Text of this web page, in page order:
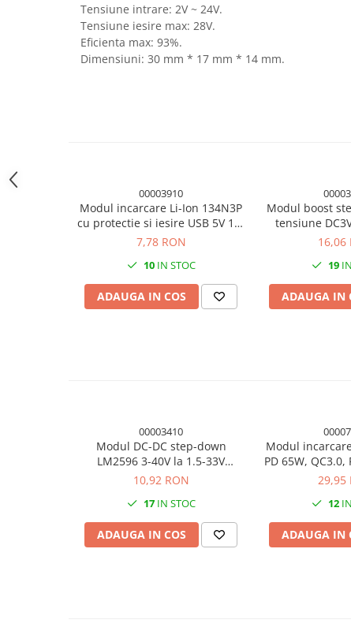
pentru Arduino
Termostate
Surse de alimentare
Alimentatoare AC-DC
Convertoare DC-DC
Scule si aparate de masura
Tensiune intrare: 2V ~ 24V.
Tensiune iesire max: 28V.
Eficienta max: 93%.
Dimensiuni: 30 mm * 17 mm * 14 mm.
00003910
Modul incarcare Li-Ion 134N3P
cu protectie si iesire USB 5V 1A,
USB Type-C
7,78 RON
10IN STOC
ADAUGA IN COS
Modul boost
tensiune
16,06
19
ADAUGA IN
00003410
Modul DC-DC step-down
LM2596 3-40V la 1.5-33V
ajustabil
10,92 RON
17IN STOC
ADAUGA IN COS
Modul
PD 65W, QC3.0,
29,95
12
ADAUGA IN